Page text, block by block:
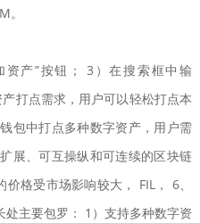
。
资产”按钮； 3）在搜索框中输
打点需求，用户可以轻松打点本
包中打点多种数字资产，用户需
展、可互操纵和可连续的区块链
格受市场影响较大， FIL， 6、
主要包罗： 1）支持多种数字资